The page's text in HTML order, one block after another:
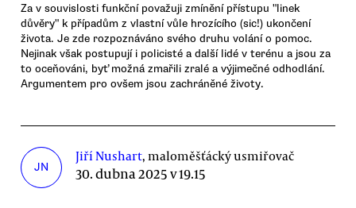
Za v souvislosti funkční považuji zmínění přístupu "linek
důvěry" k případům z vlastní vůle hrozícího (sic!) ukončení
života. Je zde rozpoznáváno svého druhu volání o pomoc.
Nejinak však postupují i policisté a další lidé v terénu a jsou za
to oceňováni, byť možná zmařili zralé a výjimečné odhodlání.
Argumentem pro ovšem jsou zachráněné životy.
JN
Jiří Nushart, maloměšťácký usmiřovač
30. dubna 2025 v 19.15